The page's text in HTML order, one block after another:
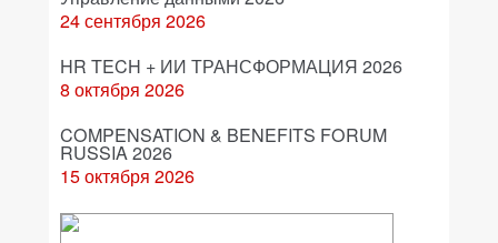
24 сентября 2026
HR TECH + ИИ ТРАНСФОРМАЦИЯ 2026
8 октября 2026
COMPENSATION & BENEFITS FORUM
RUSSIA 2026
15 октября 2026